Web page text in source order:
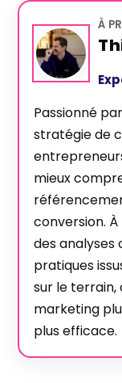
À
Passionné
stratégie de
mieux
conversion.
des analyses
pratiques
sur le
marketing
plus efficace.